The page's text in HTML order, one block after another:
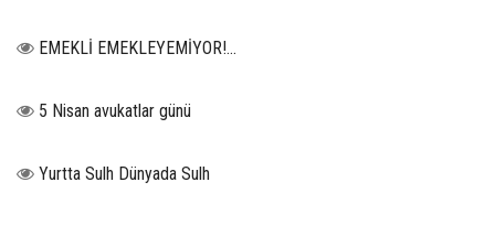
EMEKLİ EMEKLEYEMİYOR!...
5 Nisan avukatlar günü
Yurtta Sulh Dünyada Sulh